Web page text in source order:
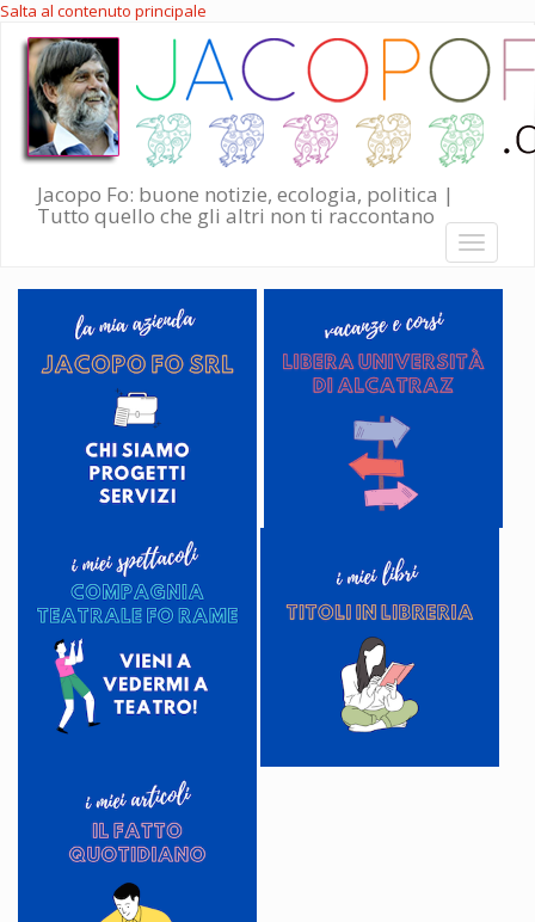
Salta al contenuto principale
Jacopo Fo: buone notizie, ecologia, politica |
Tutto quello che gli altri non ti raccontano
Toggle